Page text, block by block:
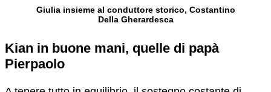
Giulia insieme al conduttore storico, Costantino
Della Gherardesca
Kian in buone mani, quelle di papà
Pierpaolo